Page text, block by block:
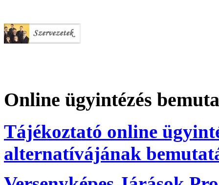
Online ügyintézés
Tájékoztató online
alternatívájának